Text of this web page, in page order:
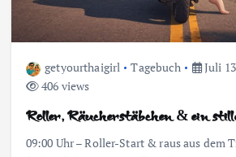
getyourthaigirl Tagebuch
Juli
406 views
Roller, Räucherstäbchen & ein
09:00 Uhr – Roller-Start & raus aus dem